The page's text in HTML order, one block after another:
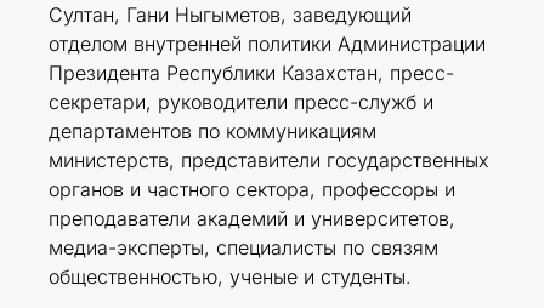
Султан, Гани Ныгыметов, заведующий
отделом внутренней политики Администрации
Президента Республики Казахстан, пресс-
секретари, руководители пресс-служб и
департаментов по коммуникациям
министерств, представители государственных
органов и частного сектора, профессоры и
преподаватели академий и университетов,
медиа-эксперты, специалисты по связям
общественностью, ученые и студенты.